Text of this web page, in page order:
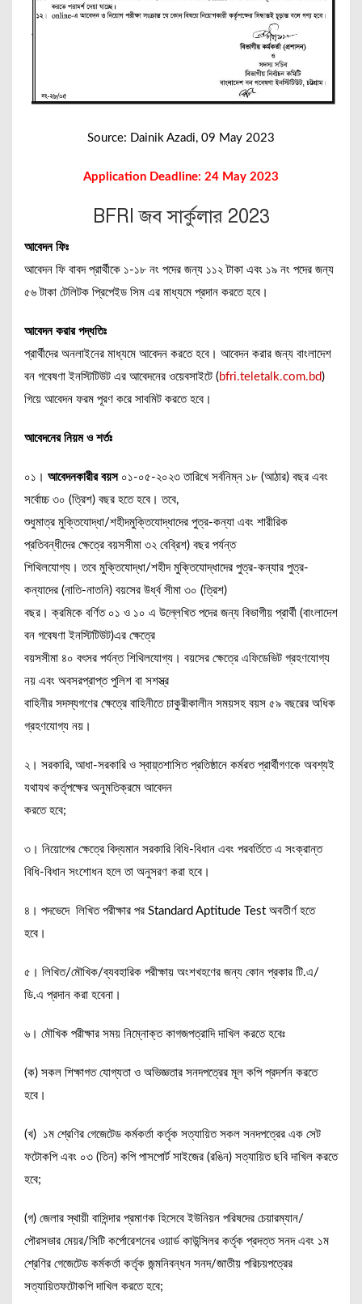
Source: Dainik Azadi, 09 May 2023
Application Deadline: 24 May 2023
BFRI জব সার্কুলার 2023
আবেদন ফিঃ
আবেদন ফি বাবদ প্রার্থীকে ১-১৮ নং পদের জন্য ১১২ টাকা এবং ১৯ নং পদের জন্য
৫৬ টাকা টেলিটক প্রিপেইড সিম এর মাধ্যমে প্রদান করতে হবে।
আবেদন করার পদ্ধতিঃ
প্রার্থীদের অনলাইনের মাধ্যমে আবেদন করতে হবে। আবেদন করার জন্য বাংলাদেশ
বন গবেষণা ইনস্টিটিউট এর আবেদনের ওয়েবসাইটে ( bfri.teletalk.com.bd)
গিয়ে আবেদন ফরম পূরণ করে সাবমিট করতে হবে।
আবেদনের নিয়ম ও শর্তঃ
০১। আবেদনকারীর বয়স০১-০৫-২০২৩ তারিখে সর্বনিম্ন ১৮ (আঠার) বছর এবং
সর্বোচ্চ ৩০ (ত্রিশ) বছর হতে হবে। তবে,
শুধুমাত্র মুক্তিযোদ্ধা/শহীদমুক্তিযোদ্ধাদের পুত্র-কন্যা এবং শারীরিক
প্রতিবন্ধীদের ক্ষেত্রে বয়সসীমা ৩২ বেব্রিশ) বছর পর্যন্ত
শিথিলযোগ্য। তবে মুক্তিযোদ্ধা/শহীদ মুক্তিযোদ্ধাদের পুত্র-কন্যার পুত্র-
কন্যাদের (নাতি-নাতনি) বয়সের উর্ধ্ব সীমা ৩০ (ত্রিশ)
বছর। ক্রমিকে বর্ণিত ০১ ও ১০ এ উল্লেখিত পদের জন্য বিভাগীয় প্রার্থী (বাংলাদেশ
বন গবেষণা ইনস্টিটিউট)এর ক্ষেত্রে
বয়সসীমা ৪০ বৎসর পর্যন্ত শিথিলযোগ্য। বয়সের ক্ষেত্রে এফিডেভিট গ্রহণযোগ্য
নয় এবং অবসরপ্রাপ্ত পুলিশ বা সশস্ত্র
বাহিনীর সদস্যগণের ক্ষেত্রে বাহিনীতে চাকুরীকালীন সময়সহ বয়স ৫৯ বছরের অধিক
গ্রহণযোগ্য নয়।
২। সরকারি, আধা-সরকারি ও স্বায়্তশাসিত প্রতিষ্ঠানে কর্মরত প্রার্থীগণকে অবশ্যই
যথাযথ কর্তৃপক্ষের অনুমতিক্রমে আবেদন
করতে হবে;
৩। নিয়োগের ক্ষেত্রে বিদ্যমান সরকারি বিধি-বিধান এবং পরবর্তিতে এ সংক্রান্ত
বিধি-বিধান সংশোধন হলে তা অনুসরণ করা হবে।
৪। পদভেদে লিখিত পরীক্ষার পর Standard Aptitude Test অবতীর্ণ হতে
হবে।
৫। লিখিত/মৌখিক/ব্যবহারিক পরীক্ষায় অংশখহণের জন্য কোন প্রকার টি.এ/
ডি.এ প্রদান করা হবেনা।
৬। মৌখিক পরীক্ষার সময় নিম্নোক্ত কাগজপত্রাদি দাখিল করতে হবেঃ
(ক) সকল শিক্ষাগত যোগ্যতা ও অভিজ্ঞতার সনদপত্রের মূল কপি প্রদর্শন করতে
হবে।
(খ) ১ম শ্রেণির গেজেটেড কর্মকর্তা কর্তৃক সত্যায়িত সকল সনদপত্রের এক সেট
ফটোকপি এবং ০৩ (তিন) কপি পাসপোর্ট সাইজের (রঙিন) সত্যায়িত ছবি দাখিল করতে
হবে;
(গ) জেলার স্থায়ী বাসিন্দার প্রমাণক হিসেবে ইউনিয়ন পরিষদের চেয়ারম্যান/
পৌরসভার মেয়র/সিটি কর্পোরেশনের ওয়ার্ড কাউন্সিলর কর্তৃক প্রদত্ত সনদ এবং ১ম
শ্রেণির গেজেটেড কর্মকর্তা কর্তৃক জন্মনিবন্ধন সনদ/জাতীয় পরিচয়পত্রের
সত্যায়িতফটোকপি দাখিল করতে হবে;